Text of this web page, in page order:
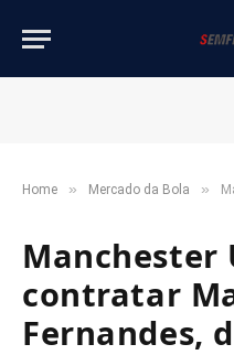
Home » Mercado da Bola »
Manchester
contratar
Fernandes,